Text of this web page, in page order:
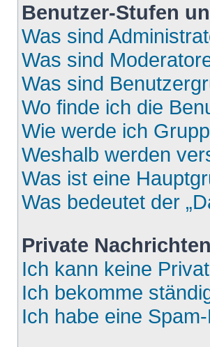
Benutzer-Stufen
Was sind
Was sind
Was sind
Wo finde ich die
Wie werde ich
Weshalb werden
Was ist eine
Was bedeutet der
Private Nachrichten
Ich kann keine
Ich bekomme
Ich habe eine